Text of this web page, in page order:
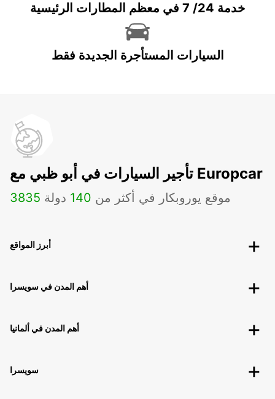
خدمة 24/ 7 في معظم المطارات الرئيسية
السيارات المستأجرة الجديدة فقط
تأجير السيارات في أبو ظبي مع Europcar
3835 موقع يوروبكار في أكثر من 140 دولة
أبرز المواقع
أهم المدن في سويسرا
أهم المدن في ألمانيا
سويسرا